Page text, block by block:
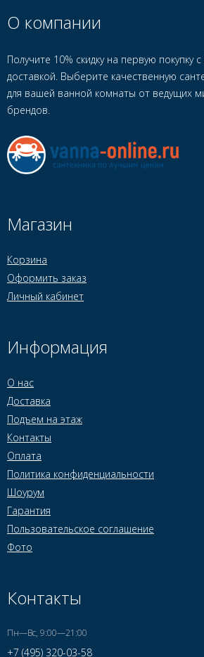
О компании
Получите 10% скидку на первую покупку
доставкой. Выберите качественную
для вашей ванной комнаты от ведущих
брендов.
Магазин
Корзина
Оформить заказ
Личный кабинет
Информация
О нас
Доставка
Подъем на этаж
Контакты
Оплата
Политика конфиденциальности
Шоурум
Гарантия
Пользовательское соглашение
Фото
Контакты
Пн—Вс, 9:00—21:00
+7 (495) 320-03-58